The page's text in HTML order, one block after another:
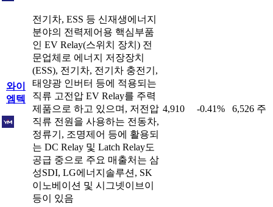
와이
엠텍
전기차, ESS 등 신재생에너지
분야의 전력제어용 핵심부품
인 EV Relay(스위치 장치) 전
문업체로 에너지 저장장치
(ESS), 전기차, 전기차 충전기,
태양광 인버터 등에 적용되는
직류 고전압 EV Relay를 주력
제품으로 하고 있으며, 저전압
직류 전원을 사용하는 전동차,
정류기, 조명제어 등에 활용되
는 DC Relay 및 Latch Relay도
공급 중으로 주요 매출처는 삼
성SDI, LG에너지솔루션, SK
이노베이션 및 시그넷이브이
등이 있음
4,910 -0.41% 6,526 주